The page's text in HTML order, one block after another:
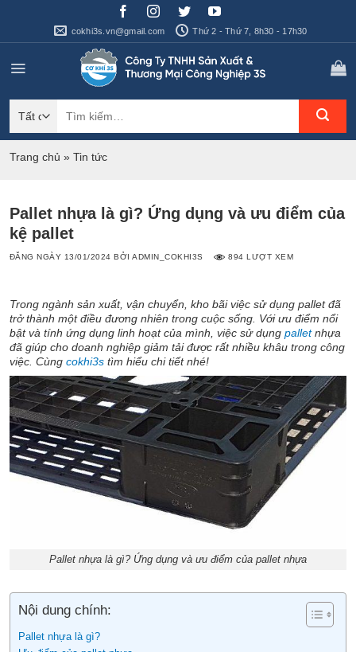
cokhi3s.vn@gmail.com Thứ 2 - Thứ 7, 8h30 - 17h30
kiếm:
Trang chủ » Tin tức
Pallet nhựa là gì? Ứng dụng và ưu điểm của
kệ pallet
ĐĂNG NGÀY 13/01/2024 BỞIADMIN_COKHI3S 894 LƯỢT XEM
Trong ngành sản xuất, vận chuyển, kho bãi việc sử dụng pallet đã
trở thành một điều đương nhiên trong cuộc sống. Với ưu điểm nổi
bật và tính ứng dụng linh hoạt của mình, việc sử dụng palletnhựa
đã giúp cho doanh nghiệp giảm tải được rất nhiều khâu trong công
việc. Cùng cokhi3s tìm hiểu chi tiết nhé!
Pallet nhựa là gì? Ứng dụng và ưu điểm của pallet nhựa
Nội dung chính:
Pallet nhựa là gì?